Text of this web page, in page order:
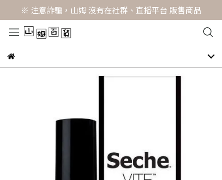
※ 注意詐騙，山姆 沒有在社群、直播平台 販售商品